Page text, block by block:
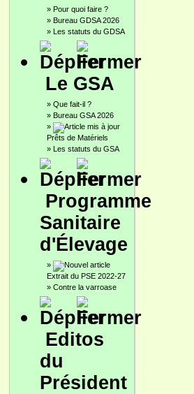
» Pour quoi faire ?
» Bureau GDSA 2026
» Les statuts du GDSA
Le GSA
» Que fait-il ?
» Bureau GSA 2026
»
Prêts de Matériels
» Les statuts du GSA
Programme
Sanitaire
d'Élevage
»
Extrait du PSE 2022-27
» Contre la varroase
Editos
du
Président